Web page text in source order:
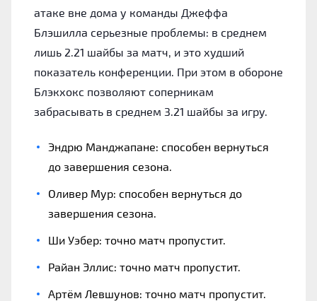
атаке вне дома у команды Джеффа
Блэшилла серьезные проблемы: в среднем
лишь 2.21 шайбы за матч, и это худший
показатель конференции. При этом в обороне
Блэкхокс позволяют соперникам
забрасывать в среднем 3.21 шайбы за игру.
Эндрю Манджапане: способен вернуться
до завершения сезона.
Оливер Мур: способен вернуться до
завершения сезона.
Ши Уэбер: точно матч пропустит.
Райан Эллис: точно матч пропустит.
Артём Левшунов: точно матч пропустит.